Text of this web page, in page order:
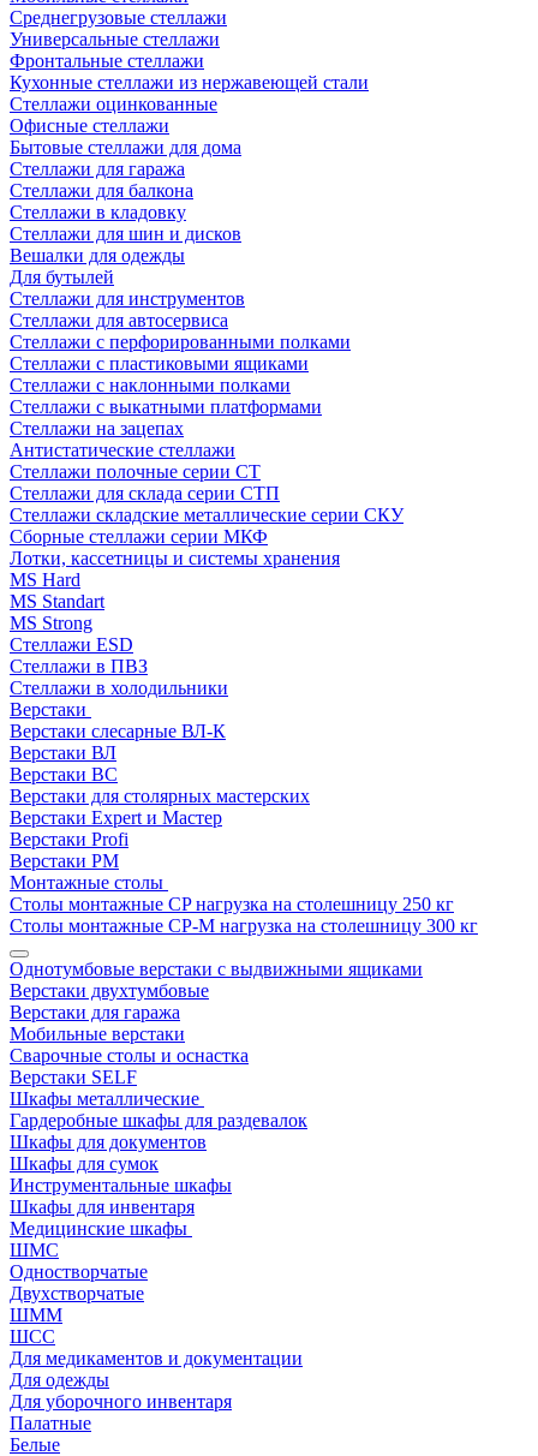
Среднегрузовые стеллажи
Универсальные стеллажи
Фронтальные стеллажи
Кухонные стеллажи из нержавеющей стали
Стеллажи оцинкованные
Офисные стеллажи
Бытовые стеллажи для дома
Стеллажи для гаража
Стеллажи для балкона
Стеллажи в кладовку
Стеллажи для шин и дисков
Вешалки для одежды
Для бутылей
Стеллажи для инструментов
Стеллажи для автосервиса
Стеллажи с перфорированными полками
Стеллажи с пластиковыми ящиками
Стеллажи с наклонными полками
Стеллажи с выкатными платформами
Стеллажи на зацепах
Антистатические стеллажи
Стеллажи полочные серии СТ
Стеллажи для склада серии СТП
Стеллажи складские металлические серии СКУ
Сборные стеллажи серии МКФ
Лотки, кассетницы и системы хранения
MS Hard
MS Standart
MS Strong
Стеллажи ESD
Стеллажи в ПВЗ
Стеллажи в холодильники
Верстаки
Верстаки слесарные ВЛ-К
Верстаки ВЛ
Верстаки ВС
Верстаки для столярных мастерских
Верстаки Expert и Мастер
Верстаки Profi
Верстаки РМ
Монтажные столы
Столы монтажные СP нагрузка на столешницу 250 кг
Столы монтажные СР-М нагрузка на столешницу 300 кг
Однотумбовые верстаки с выдвижными ящиками
Верстаки двухтумбовые
Верстаки для гаража
Мобильные верстаки
Сварочные столы и оснастка
Верстаки SELF
Шкафы металлические
Гардеробные шкафы для раздевалок
Шкафы для документов
Шкафы для сумок
Инструментальные шкафы
Шкафы для инвентаря
Медицинские шкафы
ШМС
Одностворчатые
Двухстворчатые
ШММ
ШСС
Для медикаментов и документации
Для одежды
Для уборочного инвентаря
Палатные
Белые